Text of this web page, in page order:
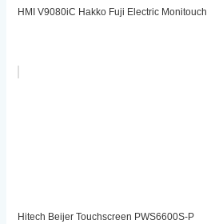
HMI V9080iC Hakko Fuji Electric Monitouch
Hitech Beijer Touchscreen PWS6600S-P